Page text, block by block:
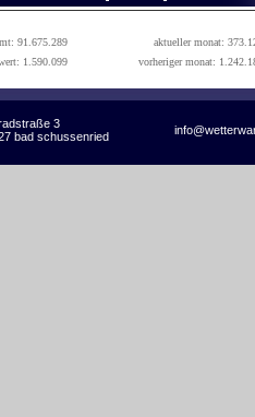
91.675.289
aktueller monat:
1.590.099
vorheriger monat:
3
bad schussenried